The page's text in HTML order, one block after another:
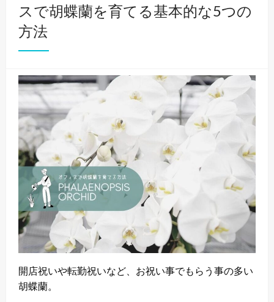
スで胡蝶蘭を育てる基本的な5つの
方法
開店祝いや転勤祝いなど、お祝い事でもらう事の多い
胡蝶蘭。